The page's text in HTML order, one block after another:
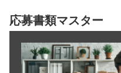
応募書類マスター